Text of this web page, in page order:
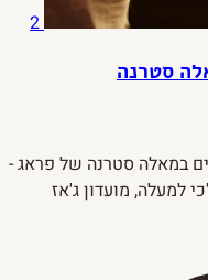
2
סטרנה
במאלה סטרנה של פראג -
למעלה, מועדון ג'אז